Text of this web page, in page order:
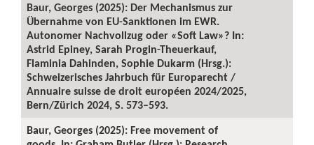
Baur, Georges (2025): Der Mechanismus zur
Übernahme von EU-Sanktionen im EWR.
Autonomer Nachvollzug oder «Soft Law»? In:
Astrid Epiney, Sarah Progin-Theuerkauf,
Flaminia Dahinden, Sophie Dukarm (Hrsg.):
Schweizerisches Jahrbuch für Europarecht /
Annuaire suisse de droit européen 2024/2025,
Bern/Zürich 2024, S. 573–593.
Baur, Georges (2025): Free movement of